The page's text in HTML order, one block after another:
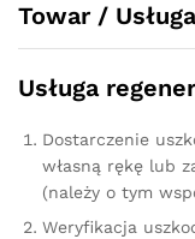
Towar / Usługa
Usługa
Dostarczenie
własną rękę lub
(należy o tym
Weryfikacja